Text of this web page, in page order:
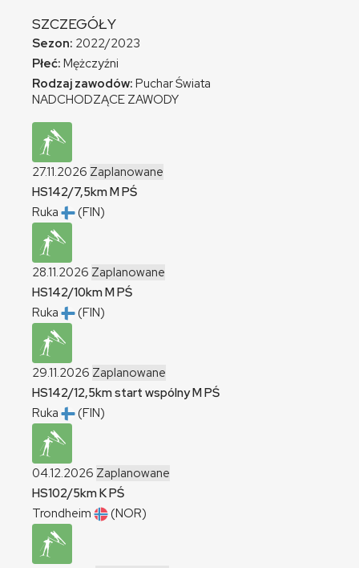
SZCZEGÓŁY
Sezon: 2022/2023
Płeć: Mężczyźni
Rodzaj zawodów: Puchar Świata
NADCHODZĄCE ZAWODY
27.11.2026 Zaplanowane
HS142/7,5kmMPŚ
Ruka
(FIN)
28.11.2026 Zaplanowane
HS142/10kmMPŚ
Ruka
(FIN)
29.11.2026 Zaplanowane
HS142/12,5km start wspólnyMPŚ
Ruka
(FIN)
04.12.2026 Zaplanowane
HS102/5kmKPŚ
Trondheim
(NOR)